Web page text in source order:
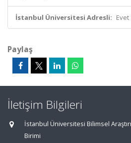
İstanbul Üniversitesi Adresli: Evet
Paylaş
İletişim Bilgileri
İstanbul Üniversitesi Bilimsel
Birimi